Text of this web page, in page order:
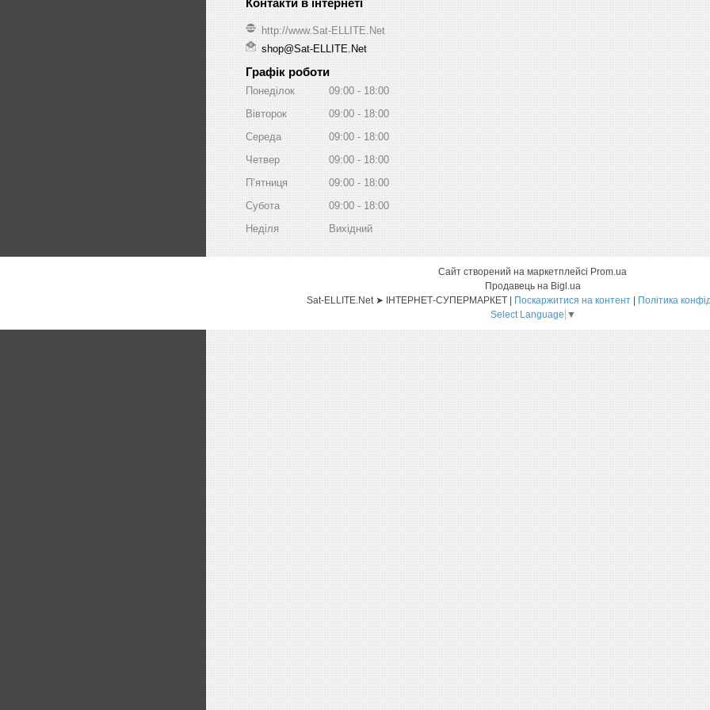
http://www.Sat-ELLITE.Net
shop@Sat-ELLITE.Net
Графік роботи
Понеділок 09:00
18:00
Вівторок
09:00
18:00
Середа
09:00
18:00
Четвер
09:00
18:00
Пʼятниця
09:00
18:00
Субота
09:00
18:00
Неділя
Вихідний
Сайт створений на маркетплейсі Prom.ua
Продавець на Bigl.ua
Sat-ELLITE.Net ➤ ІНТЕРНЕТ-СУПЕРМАРКЕТ | Поскаржитися на контент | Політика
Select Language ▼